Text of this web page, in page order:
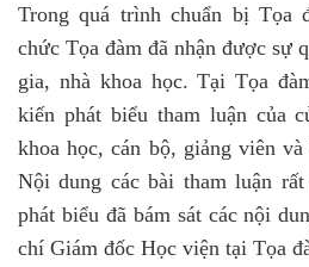
Trong quá trình chuẩn bị Tọa
chức Tọa đàm đã nhận được sự
gia, nhà khoa học.TạiTọa
kiến phát biểu tham luận của
khoa học, cán bộ, giảng viên
Nội dung các bài tham luận rất
phát biểu đã bám sát các nội
chí Giám đốc Học viện tại Tọa